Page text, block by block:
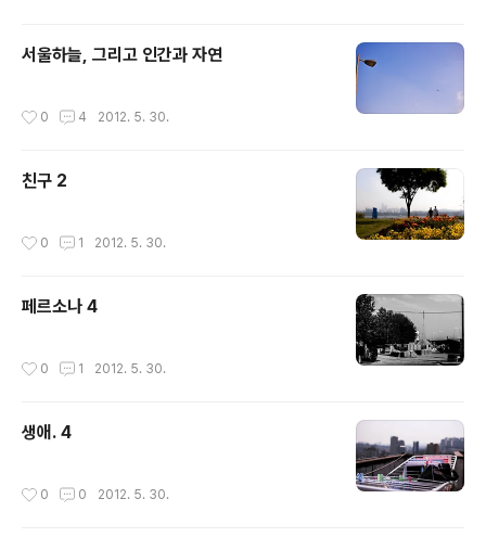
서울하늘, 그리고 인간과 자연
0 4 2012. 5. 30.
친구 2
0 1 2012. 5. 30.
페르소나 4
0 1 2012. 5. 30.
생애. 4
0 0 2012. 5. 30.